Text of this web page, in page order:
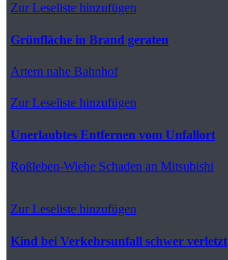
Zur Leseliste hinzufügen
Grünfläche in Brand geraten
Artern nahe Bahnhof
Zur Leseliste hinzufügen
Unerlaubtes Entfernen vom Unfallort
Roßleben-Wiehe Schaden an Mitsubishi
Zur Leseliste hinzufügen
Kind bei Verkehrsunfall schwer verletzt